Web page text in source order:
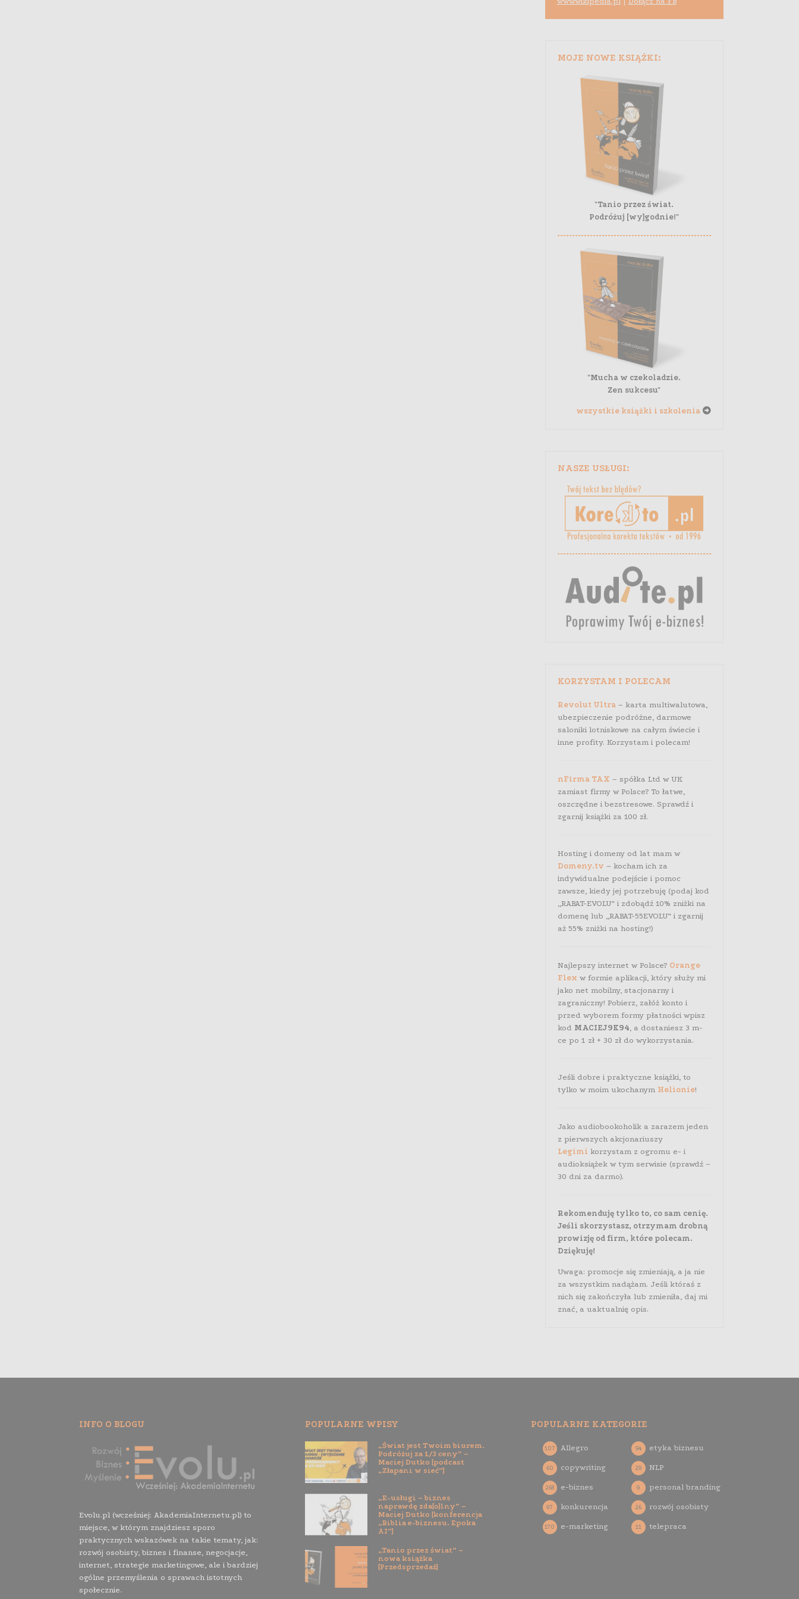
MOJE NOWE KSIĄŻKI:
"Tanio przez świat.
Podróżuj [wy]godnie!"
"Mucha w czekoladzie.
Zen sukcesu"
wszystkie książki i szkolenia
NASZE USŁUGI:
KORZYSTAM I POLECAM
Revolut Ultra– karta multiwalutowa,
ubezpieczenie podróżne, darmowe
saloniki lotniskowe na całym świecie i
inne profity. Korzystam i polecam!
nFirma TAX – spółka Ltd w UK
zamiast firmy w Polsce? To łatwe,
oszczędne i bezstresowe. Sprawdź i
zgarnij książki za 100 zł.
Hosting i domeny od lat mam w
Domeny.tv – kocham ich za
indywidualne podejście i pomoc
zawsze, kiedy jej potrzebuję (podaj kod
„RABAT-EVOLU” i zdobądź 10% zniżki na
domenę lub „RABAT-55EVOLU” i zgarnij
aż 55% zniżki na hosting!)
Najlepszy internet w Polsce? Orange
Flex w formie aplikacji, który służy mi
jako net mobilny, stacjonarny i
zagraniczny! Pobierz, załóż konto i
przed wyborem formy płatności wpisz
kod MACIEJ9K94, a dostaniesz 3 m-
ce po 1 zł + 30 zł do wykorzystania.
Jeśli dobre i praktyczne książki, to
tylko w moim ukochanym Helionie!
Jako audiobookoholik a zarazem jeden
z pierwszych akcjonariuszy
Legimi korzystam z ogromu e- i
audioksiążek w tym serwisie (sprawdź –
30 dni za darmo).
Rekomenduję tylko to, co sam cenię.
Jeśli skorzystasz, otrzymam drobną
prowizję od firm, które polecam.
Dziękuję!
Uwaga: promocje się zmieniają, a ja nie
za wszystkim nadążam. Jeśli któraś z
nich się zakończyła lub zmieniła, daj mi
znać, a uaktualnię opis.
INFO O BLOGU
Evolu.pl (wcześniej: AkademiaInternetu.pl) to
miejsce, w którym znajdziesz sporo
praktycznych wskazówek na takie tematy, jak:
rozwój osobisty, biznes i finanse, negocjacje,
internet, strategie marketingowe, ale i bardziej
ogólne przemyślenia o sprawach istotnych
społecznie.
POPULARNE WPISY
„Świat jest Twoim biurem.
Podróżuj za 1/3 ceny” –
Maciej Dutko [podcast
„Złapani w sieć”]
„E-usługi – biznes
naprawdę zda[o]lny” –
Maciej Dutko [konferencja
„Biblia e-biznesu. Epoka
AI”]
„Tanio przez świat” –
nowa książka
[Przedsprzedaż]
POPULARNE KATEGORIE
Allegro
107
copywriting
60
e-biznes
268
konkurencja
97
e-marketing
170
etyka biznesu
94
NLP
29
personal branding
9
rozwój osobisty
26
telepraca
11